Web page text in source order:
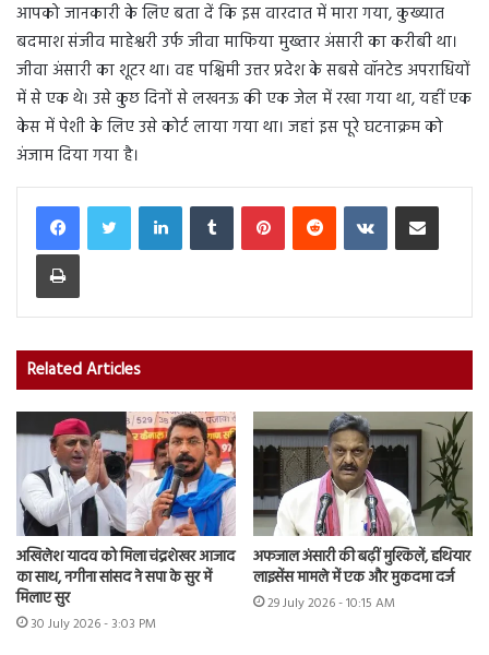
आपको जानकारी के लिए बता दें कि इस वारदात में मारा गया, कुख्यात
बदमाश संजीव माहेश्वरी उर्फ जीवा माफिया मुख्तार अंसारी का करीबी था।
जीवा अंसारी का शूटर था। वह पश्चिमी उत्तर प्रदेश के सबसे वॉनटेड अपराधियों
में से एक थे। उसे कुछ दिनों से लखनऊ की एक जेल में रखा गया था, यहीं एक
केस में पेशी के लिए उसे कोर्ट लाया गया था। जहां इस पूरे घटनाक्रम को
अंजाम दिया गया है।
LinkedInTumblr PinterestReddit VKontakteShare via Email
Print
Related Articles
अखिलेश यादव को मिला चंद्रशेखर आजाद
का साथ, नगीना सांसद ने सपा के सुर में
मिलाए सुर
30 July 2026 - 3:03 PM
अफजाल अंसारी की बढ़ीं मुश्किलें, हथियार
लाइसेंस मामले में एक और मुकदमा दर्ज
29 July 2026 - 10:15 AM